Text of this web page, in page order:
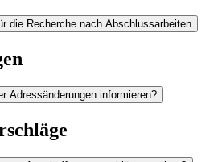
die Recherche nach Abschlussarbeiten
Adressänderungen informieren?